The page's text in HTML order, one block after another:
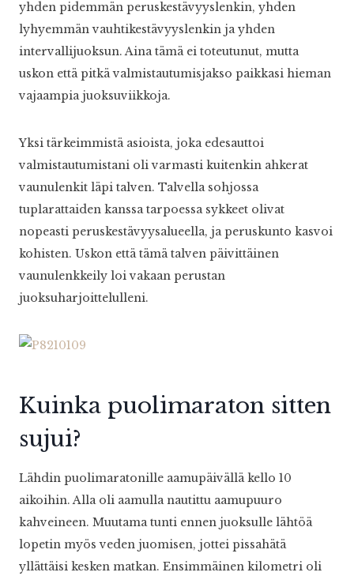
yhden pidemmän peruskestävyyslenkin, yhden
lyhyemmän vauhtikestävyyslenkin ja yhden
intervallijuoksun. Aina tämä ei toteutunut, mutta
uskon että pitkä valmistautumisjakso paikkasi hieman
vajaampia juoksuviikkoja.
Yksi tärkeimmistä asioista, joka edesauttoi
valmistautumistani oli varmasti kuitenkin ahkerat
vaunulenkit läpi talven. Talvella sohjossa
tuplarattaiden kanssa tarpoessa sykkeet olivat
nopeasti peruskestävyysalueella, ja peruskunto kasvoi
kohisten. Uskon että tämä talven päivittäinen
vaunulenkkeily loi vakaan perustan
juoksuharjoittelulleni.
Kuinka puolimaraton sitten
sujui?
Lähdin puolimaratonille aamupäivällä kello 10
aikoihin. Alla oli aamulla nautittu aamupuuro
kahveineen. Muutama tunti ennen juoksulle lähtöä
lopetin myös veden juomisen, jottei pissahätä
yllättäisi kesken matkan. Ensimmäinen kilometri oli